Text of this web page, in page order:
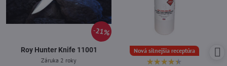
21%
Roy Hunter Knife 11001
Záruka 2 roky
Nová silnejšia receptúra